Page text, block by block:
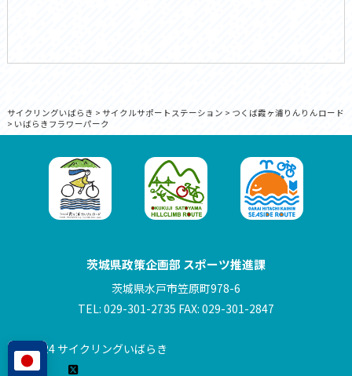
サイクリングいばらき > サイクルサポートステーション > つくば霞ヶ浦りんりんロード
> いばらきフラワーパーク
茨城県政策企画部 スポーツ推進課
茨城県水戸市笠原町978-6
TEL: 029-301-2735 FAX: 029-301-2847
© 2024 サイクリングいばらき